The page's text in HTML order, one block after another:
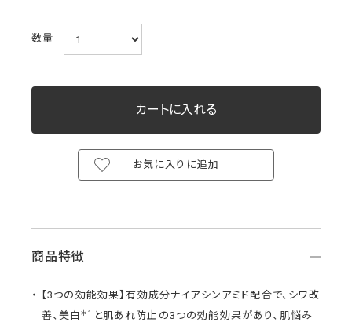
数量
お気に入りに追加
商品特徴
【3つの効能効果】有効成分ナイアシンアミド配合で、シワ改
善、美白＊1
と肌あれ防止の3つの効能効果があり、肌悩み